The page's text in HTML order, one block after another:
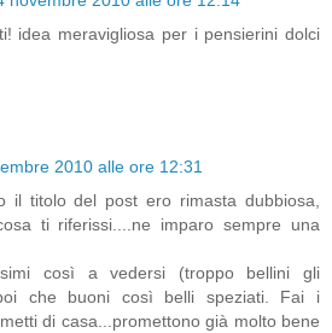
idea meravigliosa per i pensierini dolci
2010 alle ore 12:31
il titolo del post ero rimasta dubbiosa,
ti riferissi....ne imparo sempre una
così a vedersi (troppo bellini gli
che buoni così belli speziati. Fai i
di casa...promettono già molto bene